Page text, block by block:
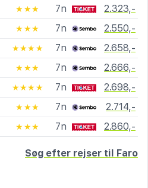
★★★ 7n
2.323,-
★★★ 7n
2.550,-
★★★★ 7n
2.658,-
★★★ 7n
2.666,-
★★★★ 7n
2.698,-
★★★ 7n
2.714,-
★★★ 7n 2.860,-
Søg efter rejser til Faro